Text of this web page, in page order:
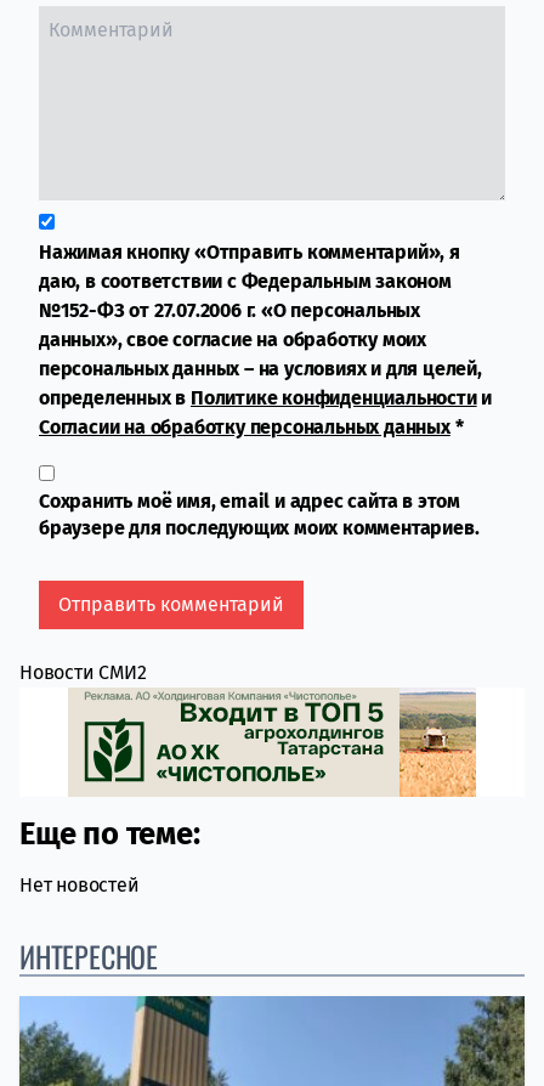
Нажимая кнопку «Отправить комментарий», я
даю, в соответствии с Федеральным законом
№152-ФЗ от 27.07.2006 г. «О персональных
данных», свое согласие на обработку моих
персональных данных – на условиях и для целей,
определенных в Политике конфиденциальностии
Согласии на обработку персональных данных*
Сохранить моё имя, email и адрес сайта в этом
браузере для последующих моих комментариев.
Новости СМИ2
Еще по теме:
Нет новостей
ИНТЕРЕСНОЕ